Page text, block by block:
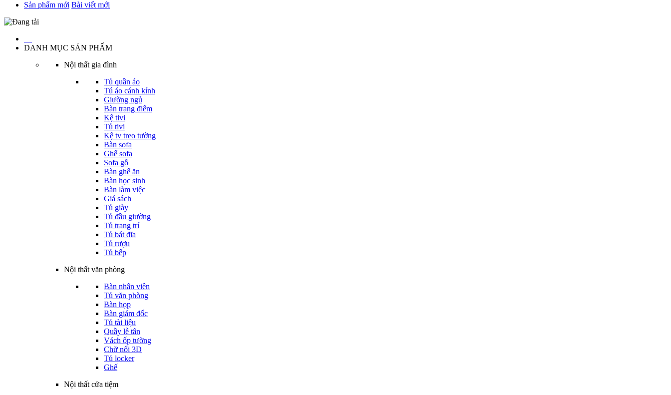
Sản phẩm mới Bài viết mới
DANH MỤC SẢN PHẨM
Nội thất gia đình
Tủ quần áo
Tú áo cánh kính
Giường ngủ
Bàn trang điểm
Kệ tivi
Tủ tivi
Kệ tv treo tường
Bàn sofa
Ghế sofa
Sofa gỗ
Bàn ghế ăn
Bàn học sinh
Bàn làm việc
Giá sách
Tủ giày
Tủ đầu giường
Tủ trang trí
Tủ bát đĩa
Tủ rượu
Tủ bếp
Nội thất văn phòng
Bàn nhân viên
Tủ văn phòng
Bàn họp
Bàn giám đốc
Tủ tài liệu
Quầy lễ tân
Vách ốp tường
Chữ nổi 3D
Tủ locker
Ghế
Nội thất cửa tiệm